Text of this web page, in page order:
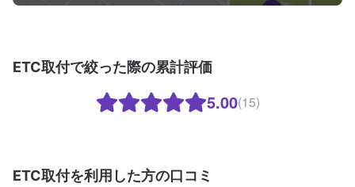
ETC取付で絞った際の累計評価
5.00(15)
ETC取付を利用した方の口コミ